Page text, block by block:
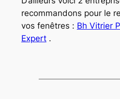
recommandons pour le
vos fenêtres : Bh Vitrier
Expert.